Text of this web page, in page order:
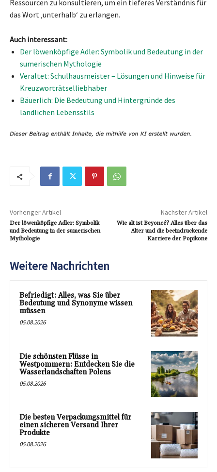
Ressourcen zu konsultieren, um ein tieferes Verständnis für
das Wort ‚unterhalb‘ zu erlangen.
Auch interessant:
Der löwenköpfige Adler: Symbolik und Bedeutung in der
sumerischen Mythologie
Veraltet: Schulhausmeister – Lösungen und Hinweise für
Kreuzworträtselliebhaber
Bäuerlich: Die Bedeutung und Hintergründe des
ländlichen Lebensstils
Vorheriger Artikel
Der löwenköpfige Adler: Symbolik
und Bedeutung in der sumerischen
Mythologie
Nächster Artikel
Wie alt ist Beyoncé? Alles über das
Alter und die beeindruckende
Karriere der Popikone
Weitere Nachrichten
Befriedigt: Alles, was Sie über
Bedeutung und Synonyme wissen
müssen
05.08.2026
Die schönsten Flüsse in
Westpommern: Entdecken Sie die
Wasserlandschaften Polens
05.08.2026
Die besten Verpackungsmittel für
einen sicheren Versand Ihrer
Produkte
05.08.2026